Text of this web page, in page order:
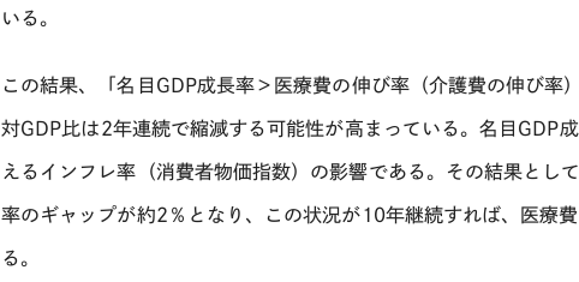
いる。
この結果、「名目 GDP成長率＞医療費の伸び率（介護費の伸び率
対GDP 比は2年連続で縮減する可能性が高まっている。名目 GDP
えるインフレ率（消費者物価指数）の影響である。その結果とし
率のギャップが約2 ％となり、この状況が10年継続すれば、医療
る。